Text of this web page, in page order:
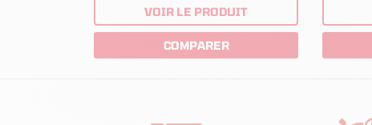
VOIR LE PRODUIT
COMPARER